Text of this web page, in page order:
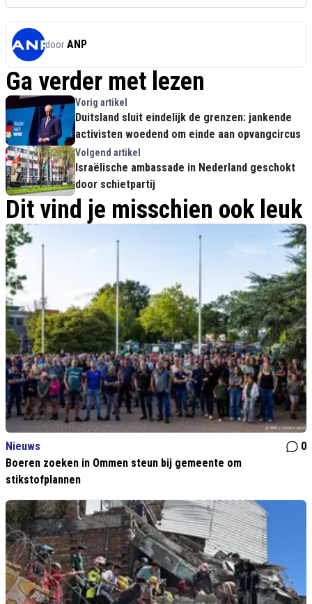
door ANP
Ga verder met lezen
Vorig artikel
Duitsland sluit eindelijk de grenzen: jankende
activisten woedend om einde aan opvangcircus
Volgend artikel
Israëlische ambassade in Nederland geschokt
door schietpartij
Dit vind je misschien ook leuk
Nieuws
0
Boeren zoeken in Ommen steun bij gemeente om
stikstofplannen